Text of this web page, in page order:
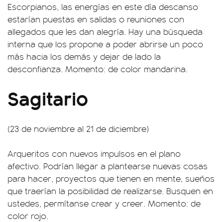
Escorpianos, las energías en este día descanso
estarían puestas en salidas o reuniones con
allegados que les dan alegría. Hay una búsqueda
interna que los propone a poder abrirse un poco
más hacia los demás y dejar de lado la
desconfianza. Momento: de color mandarina.
Sagitario
(23 de noviembre al 21 de diciembre)
Arqueritos con nuevos impulsos en el plano
afectivo. Podrían llegar a plantearse nuevas cosas
para hacer, proyectos que tienen en mente, sueños
que traerían la posibilidad de realizarse. Busquen en
ustedes, permítanse crear y creer. Momento: de
color rojo.